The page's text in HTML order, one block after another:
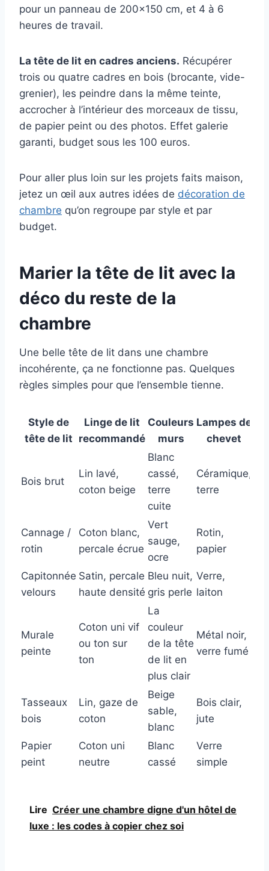
pour un panneau de 200×150 cm, et 4 à 6
heures de travail.
La tête de lit en cadres anciens. Récupérer
trois ou quatre cadres en bois (brocante, vide-
grenier), les peindre dans la même teinte,
accrocher à l’intérieur des morceaux de tissu,
de papier peint ou des photos. Effet galerie
garanti, budget sous les 100 euros.
Pour aller plus loin sur les projets faits maison,
jetez un œil aux autres idées de décoration de
chambre qu’on regroupe par style et par
budget.
Marier la tête de lit avec la
déco du reste de la
chambre
Une belle tête de lit dans une chambre
incohérente, ça ne fonctionne pas. Quelques
règles simples pour que l’ensemble tienne.
Style de
tête de lit
Linge de lit
recommandé
Couleurs
murs
Lampes de
chevet
Bois brut
Lin lavé,
coton beige
Blanc
cassé,
terre
cuite
Céramique,
terre
Cannage /
rotin
Coton blanc,
percale écrue
Vert
sauge,
ocre
Rotin,
papier
Capitonnée
velours
Satin, percale
haute densité
Bleu nuit,
gris perle
Verre,
laiton
Murale
peinte
Coton uni vif
ou ton sur
ton
La
couleur
de la tête
de lit en
plus clair
Métal noir,
verre fumé
Tasseaux
bois
Lin, gaze de
coton
Beige
sable,
blanc
Bois clair,
jute
Papier
peint
Coton uni
neutre
Blanc
cassé
Verre
simple
Lire Créer une chambre digne d'un hôtel de
luxe : les codes à copier chez soi